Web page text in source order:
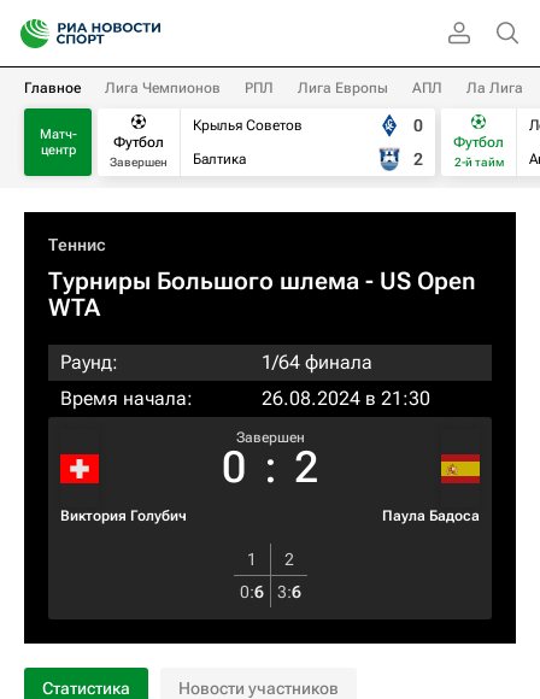
Главное Лига Чемпионов РПЛ Лига Европы АПЛ Ла Лига
Матч-
центр
Футбол
Завершен
Крылья Советов
Балтика
0
2
Футбол
2-й тайм
Теннис
Турниры Большого шлема - US Open
WTA
Раунд:
1/64 финала
Время начала:
26.08.2024 в 21:30
Виктория Голубич
Завершен
0 : 2
Паула Бадоса
1
2
0:6 3:6
Статистика Новости участников